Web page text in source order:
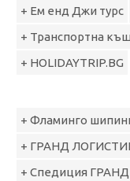
+ Ем енд Джи турс
+ Транспортна
+ HOLIDAYTRIP.BG
+ Фламинго
+ ГРАНД
+ Спедиция